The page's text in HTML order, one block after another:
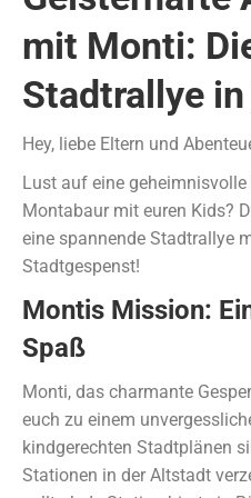
mit Monti:
Stadtrallye
Hey, liebe Eltern und
Lust auf eine
Montabaur mit euren Kids?
eine spannende Stadtrallye
Stadtgespenst!
Montis Mission:
Spaß
Monti, das charmante
euch zu einem
kindgerechten Stadtplänen
Stationen in der Altstadt